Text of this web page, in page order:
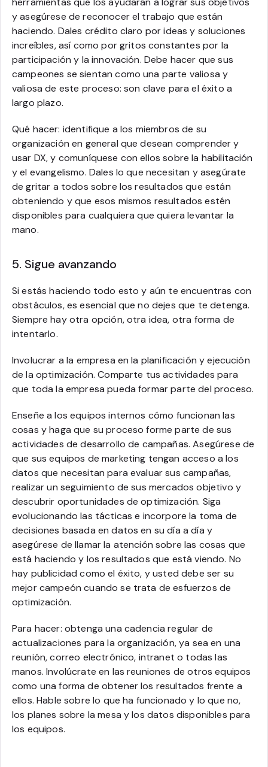
y asegúrese de reconocer el trabajo que están
haciendo. Dales crédito claro por ideas y soluciones
increíbles, así como por gritos constantes por la
participación y la innovación. Debe hacer que sus
campeones se sientan como una parte valiosa y
valiosa de este proceso: son clave para el éxito a
largo plazo.
Qué hacer: identifique a los miembros de su
organización en general que desean comprender y
usar DX, y comuníquese con ellos sobre la habilitación
y el evangelismo. Dales lo que necesitan y asegúrate
de gritar a todos sobre los resultados que están
obteniendo y que esos mismos resultados estén
disponibles para cualquiera que quiera levantar la
mano.
5. Sigue avanzando
Si estás haciendo todo esto y aún te encuentras con
obstáculos, es esencial que no dejes que te detenga.
Siempre hay otra opción, otra idea, otra forma de
intentarlo.
Involucrar a la empresa en la planificación y ejecución
de la optimización. Comparte tus actividades para
que toda la empresa pueda formar parte del proceso.
Enseñe a los equipos internos cómo funcionan las
cosas y haga que su proceso forme parte de sus
actividades de desarrollo de campañas. Asegúrese de
que sus equipos de marketing tengan acceso a los
datos que necesitan para evaluar sus campañas,
realizar un seguimiento de sus mercados objetivo y
descubrir oportunidades de optimización. Siga
evolucionando las tácticas e incorpore la toma de
decisiones basada en datos en su día a día y
asegúrese de llamar la atención sobre las cosas que
está haciendo y los resultados que está viendo. No
hay publicidad como el éxito, y usted debe ser su
mejor campeón cuando se trata de esfuerzos de
optimización.
Para hacer: obtenga una cadencia regular de
actualizaciones para la organización, ya sea en una
reunión, correo electrónico, intranet o todas las
manos. Involúcrate en las reuniones de otros equipos
como una forma de obtener los resultados frente a
ellos. Hable sobre lo que ha funcionado y lo que no,
los planes sobre la mesa y los datos disponibles para
los equipos.